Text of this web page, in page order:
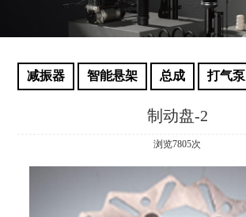
减振器 智能悬架 总成 打气泵
制动盘-2
浏览7805次